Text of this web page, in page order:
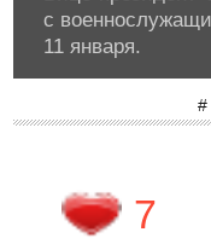
с
11 января.
#
7